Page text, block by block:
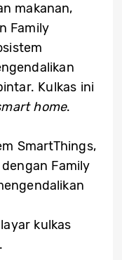
makanan,
Family
Kulkas ini
home.
SmartThings,
Family
kulkas